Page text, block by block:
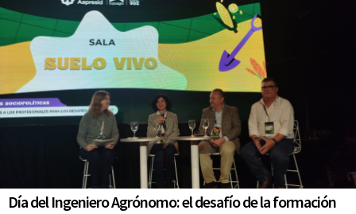
Día del Ingeniero Agrónomo: el desafío de la formación